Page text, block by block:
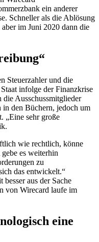
ein anderer
Schneller als die Ablösung
im Juni 2020 dann die
Steuerzahler und die
infolge der Finanzkrise
Ausschussmitglieder
den Büchern, jedoch um
„Eine sehr große
wie rechtlich, könne
es weiterhin
zu
das entwickelt.“
aus der Sache
von Wirecard laufe im
eine